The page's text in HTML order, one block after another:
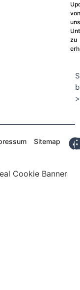
von
zu
Sitemap
Cookie Banner